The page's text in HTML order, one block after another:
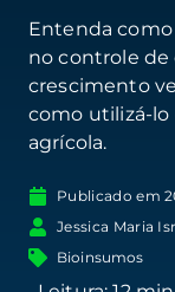
Entenda como
no controle de
crescimento
como utilizá-lo
agrícola.
Publicado em
Jessica Maria
Bioinsumos